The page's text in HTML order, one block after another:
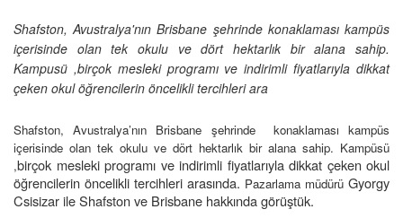
Shafston, Avustralya'nın Brisbane şehrinde konaklaması kampüs
içerisinde olan tek okulu ve dört hektarlık bir alana sahip.
Kampusü ,birçok mesleki programı ve indirimli fiyatlarıyla dikkat
çeken okul öğrencilerin öncelikli tercihleri ara
Shafston, Avustralya’nın Brisbane şehrinde
konaklaması kampüs
içerisinde olan tek okulu ve dört hektarlık bir alana sahip. Kampüsü
,birçok mesleki programı ve indirimli fiyatlarıyla dikkat çeken okul
öğrencilerin öncelikli tercihleri arasında. Pazarlama müdürü Gyorgy
Csisizar ile Shafston ve Brisbane hakkında görüştük.